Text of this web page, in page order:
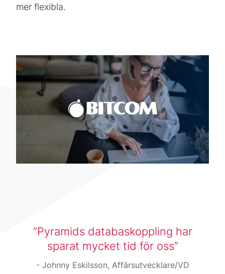
mer flexibla.
Pyramids databaskoppling har
sparat mycket tid för oss
Johnny Eskilsson, Affärsutvecklare/VD